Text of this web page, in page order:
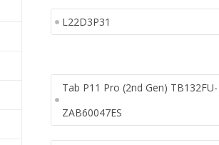
L22D3P31
Tab P11 Pro (2nd Gen) TB132FU-
ZAB60047ES